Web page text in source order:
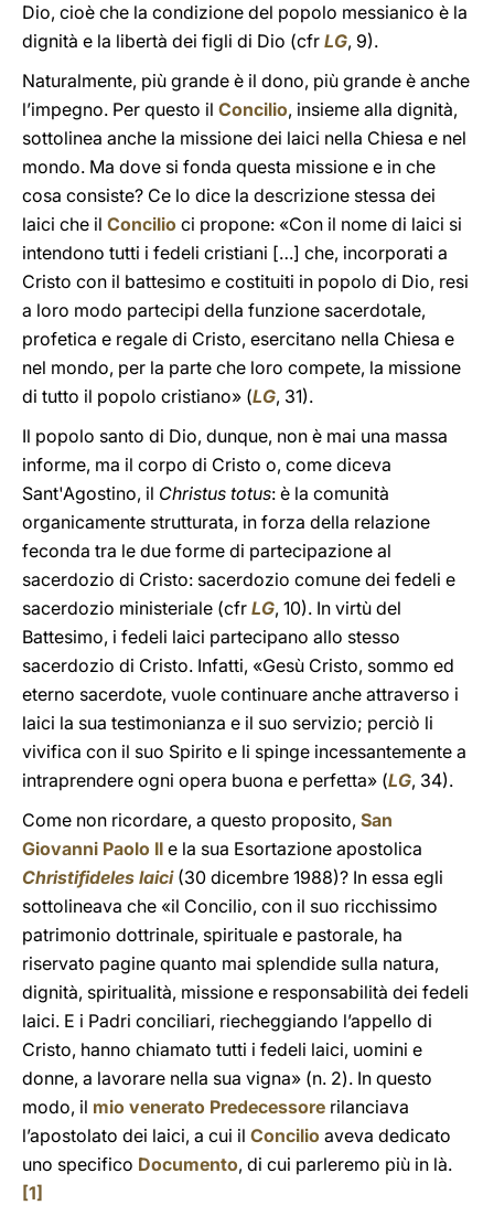
Dio, cioè che la condizione del popolo messianico è la
dignità e la libertà dei figli di Dio (cfr LG, 9).
Naturalmente, più grande è il dono, più grande è anche
l’impegno. Per questo il Concilio, insieme alla dignità,
sottolinea anche la missione dei laici nella Chiesa e nel
mondo. Ma dove si fonda questa missione e in che
cosa consiste? Ce lo dice la descrizione stessa dei
laici che il Concilio ci propone: «Con il nome di laici si
intendono tutti i fedeli cristiani […] che, incorporati a
Cristo con il battesimo e costituiti in popolo di Dio, resi
a loro modo partecipi della funzione sacerdotale,
profetica e regale di Cristo, esercitano nella Chiesa e
nel mondo, per la parte che loro compete, la missione
di tutto il popolo cristiano» (LG, 31).
Il popolo santo di Dio, dunque, non è mai una massa
informe, ma il corpo di Cristo o, come diceva
Sant'Agostino, il Christus totus: è la comunità
organicamente strutturata, in forza della relazione
feconda tra le due forme di partecipazione al
sacerdozio di Cristo: sacerdozio comune dei fedeli e
sacerdozio ministeriale (cfr LG, 10). In virtù del
Battesimo, i fedeli laici partecipano allo stesso
sacerdozio di Cristo. Infatti, «Gesù Cristo, sommo ed
eterno sacerdote, vuole continuare anche attraverso i
laici la sua testimonianza e il suo servizio; perciò li
vivifica con il suo Spirito e li spinge incessantemente a
intraprendere ogni opera buona e perfetta» (LG, 34).
Come non ricordare, a questo proposito, San
Giovanni Paolo II e la sua Esortazione apostolica
Christifideles laici(30 dicembre 1988)? In essa egli
sottolineava che «il Concilio, con il suo ricchissimo
patrimonio dottrinale, spirituale e pastorale, ha
riservato pagine quanto mai splendide sulla natura,
dignità, spiritualità, missione e responsabilità dei fedeli
laici. E i Padri conciliari, riecheggiando l’appello di
Cristo, hanno chiamato tutti i fedeli laici, uomini e
donne, a lavorare nella sua vigna» (n. 2). In questo
modo, il mio venerato Predecessore rilanciava
l’apostolato dei laici, a cui il Concilio aveva dedicato
uno specifico Documento, di cui parleremo più in là.
[1]